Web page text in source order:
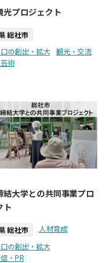
光プロジェクト
総社市
の創出・拡大
観光・交流
術
結大学との共同事業プロ
ト
総社市
人材育成
の創出・拡大
・PR